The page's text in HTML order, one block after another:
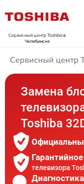
Сервисный центр Toshibaв
Челябинске
Сервисный центр
Замена
Toshiba
телевизора